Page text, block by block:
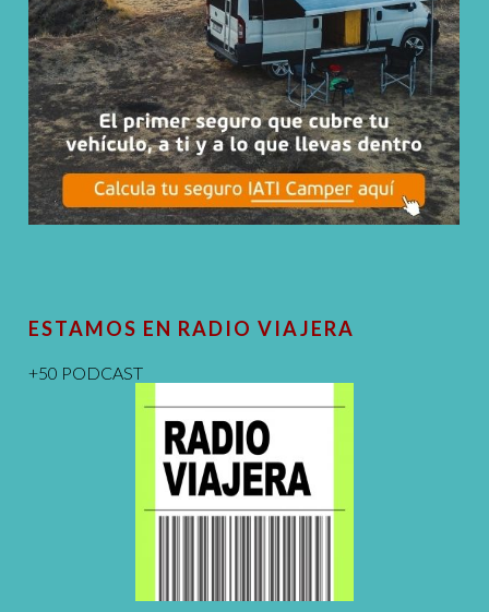
ESTAMOS EN RADIO VIAJERA
+50 PODCAST